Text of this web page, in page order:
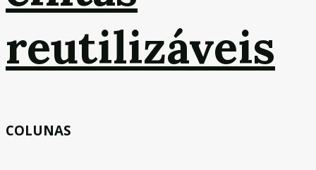
reutilizáveis
COLUNAS